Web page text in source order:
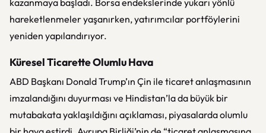
kazanmaya başladı. Borsa endekslerinde yukarı yönlü
hareketlenmeler yaşanırken, yatırımcılar portföylerini
yeniden yapılandırıyor.
Küresel Ticarette Olumlu Hava
ABD Başkanı Donald Trump’ın Çin ile ticaret anlaşmasının
imzalandığını duyurması ve Hindistan’la da büyük bir
mutabakata yaklaşıldığını açıklaması, piyasalarda olumlu